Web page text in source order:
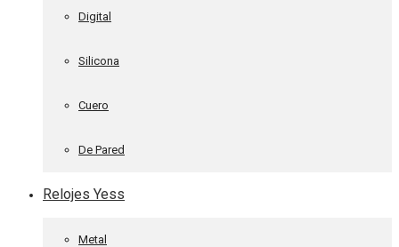
Digital
Silicona
Cuero
De Pared
Relojes Yess
Metal